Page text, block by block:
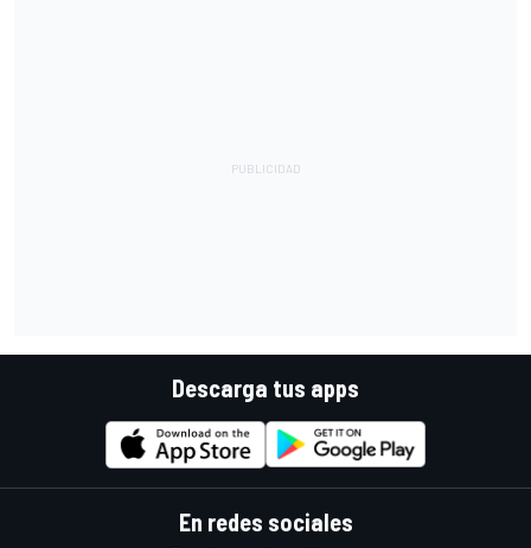
Descarga tus apps
En redes sociales